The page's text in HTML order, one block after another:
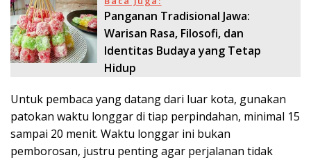
Panganan Tradisional Jawa:
Warisan Rasa, Filosofi, dan
Identitas Budaya yang Tetap
Hidup
Untuk pembaca yang datang dari luar kota, gunakan
patokan waktu longgar di tiap perpindahan, minimal 15
sampai 20 menit. Waktu longgar ini bukan
pemborosan, justru penting agar perjalanan tidak